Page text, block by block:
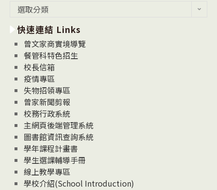
消
息
News
選取分類
快速連結 Links
曾文家商實境導覽
餐管科特色招生
校長信箱
疫情專區
失物招領專區
曾家新聞剪報
校務行政系統
主網頁後端管理系統
圖書館資訊查詢系統
學年課程計畫書
學生選課輔導手冊
線上教學專區
學校介紹(School Introduction)